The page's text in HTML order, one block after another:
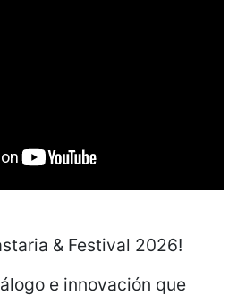
& Festival 2026!
e innovación que